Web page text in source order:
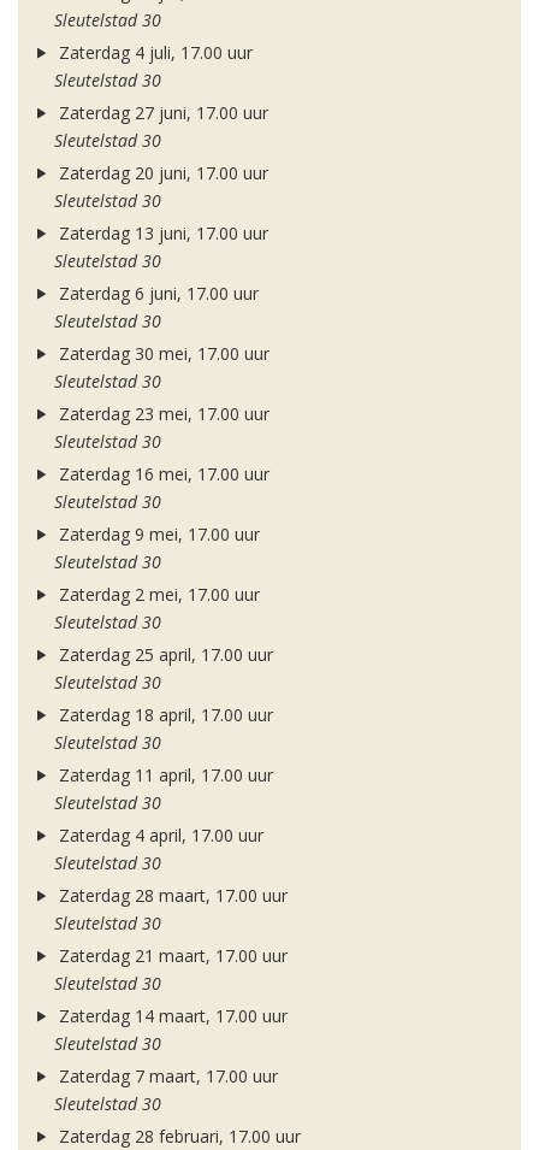
Sleutelstad 30
Zaterdag 4 juli, 17.00 uur
Sleutelstad 30
Zaterdag 27 juni, 17.00 uur
Sleutelstad 30
Zaterdag 20 juni, 17.00 uur
Sleutelstad 30
Zaterdag 13 juni, 17.00 uur
Sleutelstad 30
Zaterdag 6 juni, 17.00 uur
Sleutelstad 30
Zaterdag 30 mei, 17.00 uur
Sleutelstad 30
Zaterdag 23 mei, 17.00 uur
Sleutelstad 30
Zaterdag 16 mei, 17.00 uur
Sleutelstad 30
Zaterdag 9 mei, 17.00 uur
Sleutelstad 30
Zaterdag 2 mei, 17.00 uur
Sleutelstad 30
Zaterdag 25 april, 17.00 uur
Sleutelstad 30
Zaterdag 18 april, 17.00 uur
Sleutelstad 30
Zaterdag 11 april, 17.00 uur
Sleutelstad 30
Zaterdag 4 april, 17.00 uur
Sleutelstad 30
Zaterdag 28 maart, 17.00 uur
Sleutelstad 30
Zaterdag 21 maart, 17.00 uur
Sleutelstad 30
Zaterdag 14 maart, 17.00 uur
Sleutelstad 30
Zaterdag 7 maart, 17.00 uur
Sleutelstad 30
Zaterdag 28 februari, 17.00 uur